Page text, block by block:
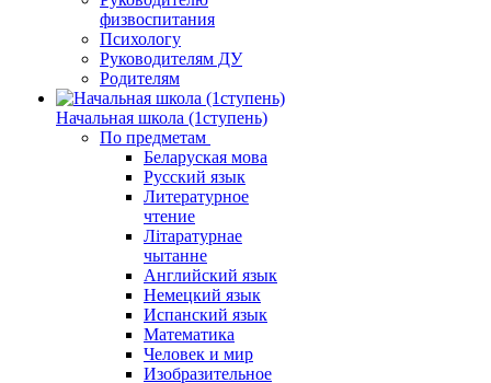
физвоспитания
Психологу
Руководителям ДУ
Родителям
Начальная школа (1ступень)
По предметам
Беларуская мова
Русский язык
Литературное
чтение
Літаратурнае
чытанне
Английский язык
Немецкий язык
Испанский язык
Математика
Человек и мир
Изобразительное